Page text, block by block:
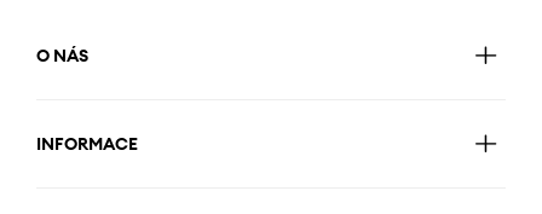
O NÁS
INFORMACE